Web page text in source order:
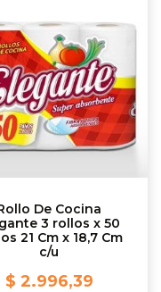
De Cocina
3 rollos x 50
21 Cm x 18,7 Cm
c/u
$ 2.996,39